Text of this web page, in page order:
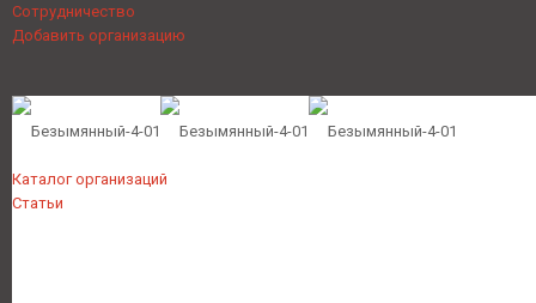
Сотрудничество
Добавить организацию
Каталог организаций
Статьи